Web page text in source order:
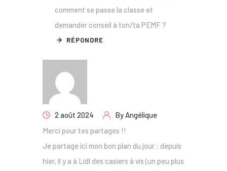
comment se passe la classe et
demander conseil à ton/ta PEMF ?
RÉPONDRE
2 août 2024 By Angélique
Merci pour tes partages !!
Je partage ici mon bon plan du jour : depuis
hier, il y a à Lidl des casiers à vis (un peu plus